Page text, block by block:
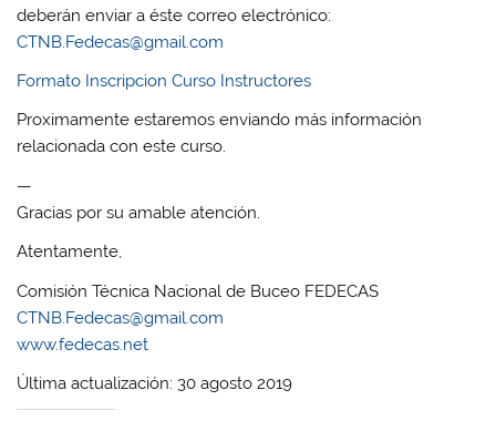
deberán enviar a éste correo electrónico:
CTNB.Fedecas@gmail.com
Formato Inscripcion Curso Instructores
Proximamente estaremos enviando más información
relacionada con este curso.
—
Gracias por su amable atención.
Atentamente,
Comisión Técnica Nacional de Buceo FEDECAS
CTNB.Fedecas@gmail.com
www.fedecas.net
Última actualización: 30 agosto 2019